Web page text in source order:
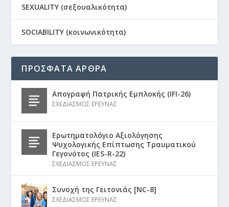
SEXUALITY (σεξουαλικότητα)
SOCIABILITY (κοινωνικότητα)
ΠΡΟΣΦΑΤΑ ΑΡΘΡΑ
Απογραφή Πατρικής Εμπλοκής (IFI-26)
ΣΧΕΔΙΑΣΜΟΣ ΕΡΕΥΝΑΣ
Ερωτηματολόγιο Αξιολόγησης
Ψυχολογικής Επίπτωσης Τραυματικού
Γεγονότος (IES-R-22)
ΣΧΕΔΙΑΣΜΟΣ ΕΡΕΥΝΑΣ
Συνοχή της Γειτονιάς [NC-8]
ΣΧΕΔΙΑΣΜΟΣ ΕΡΕΥΝΑΣ